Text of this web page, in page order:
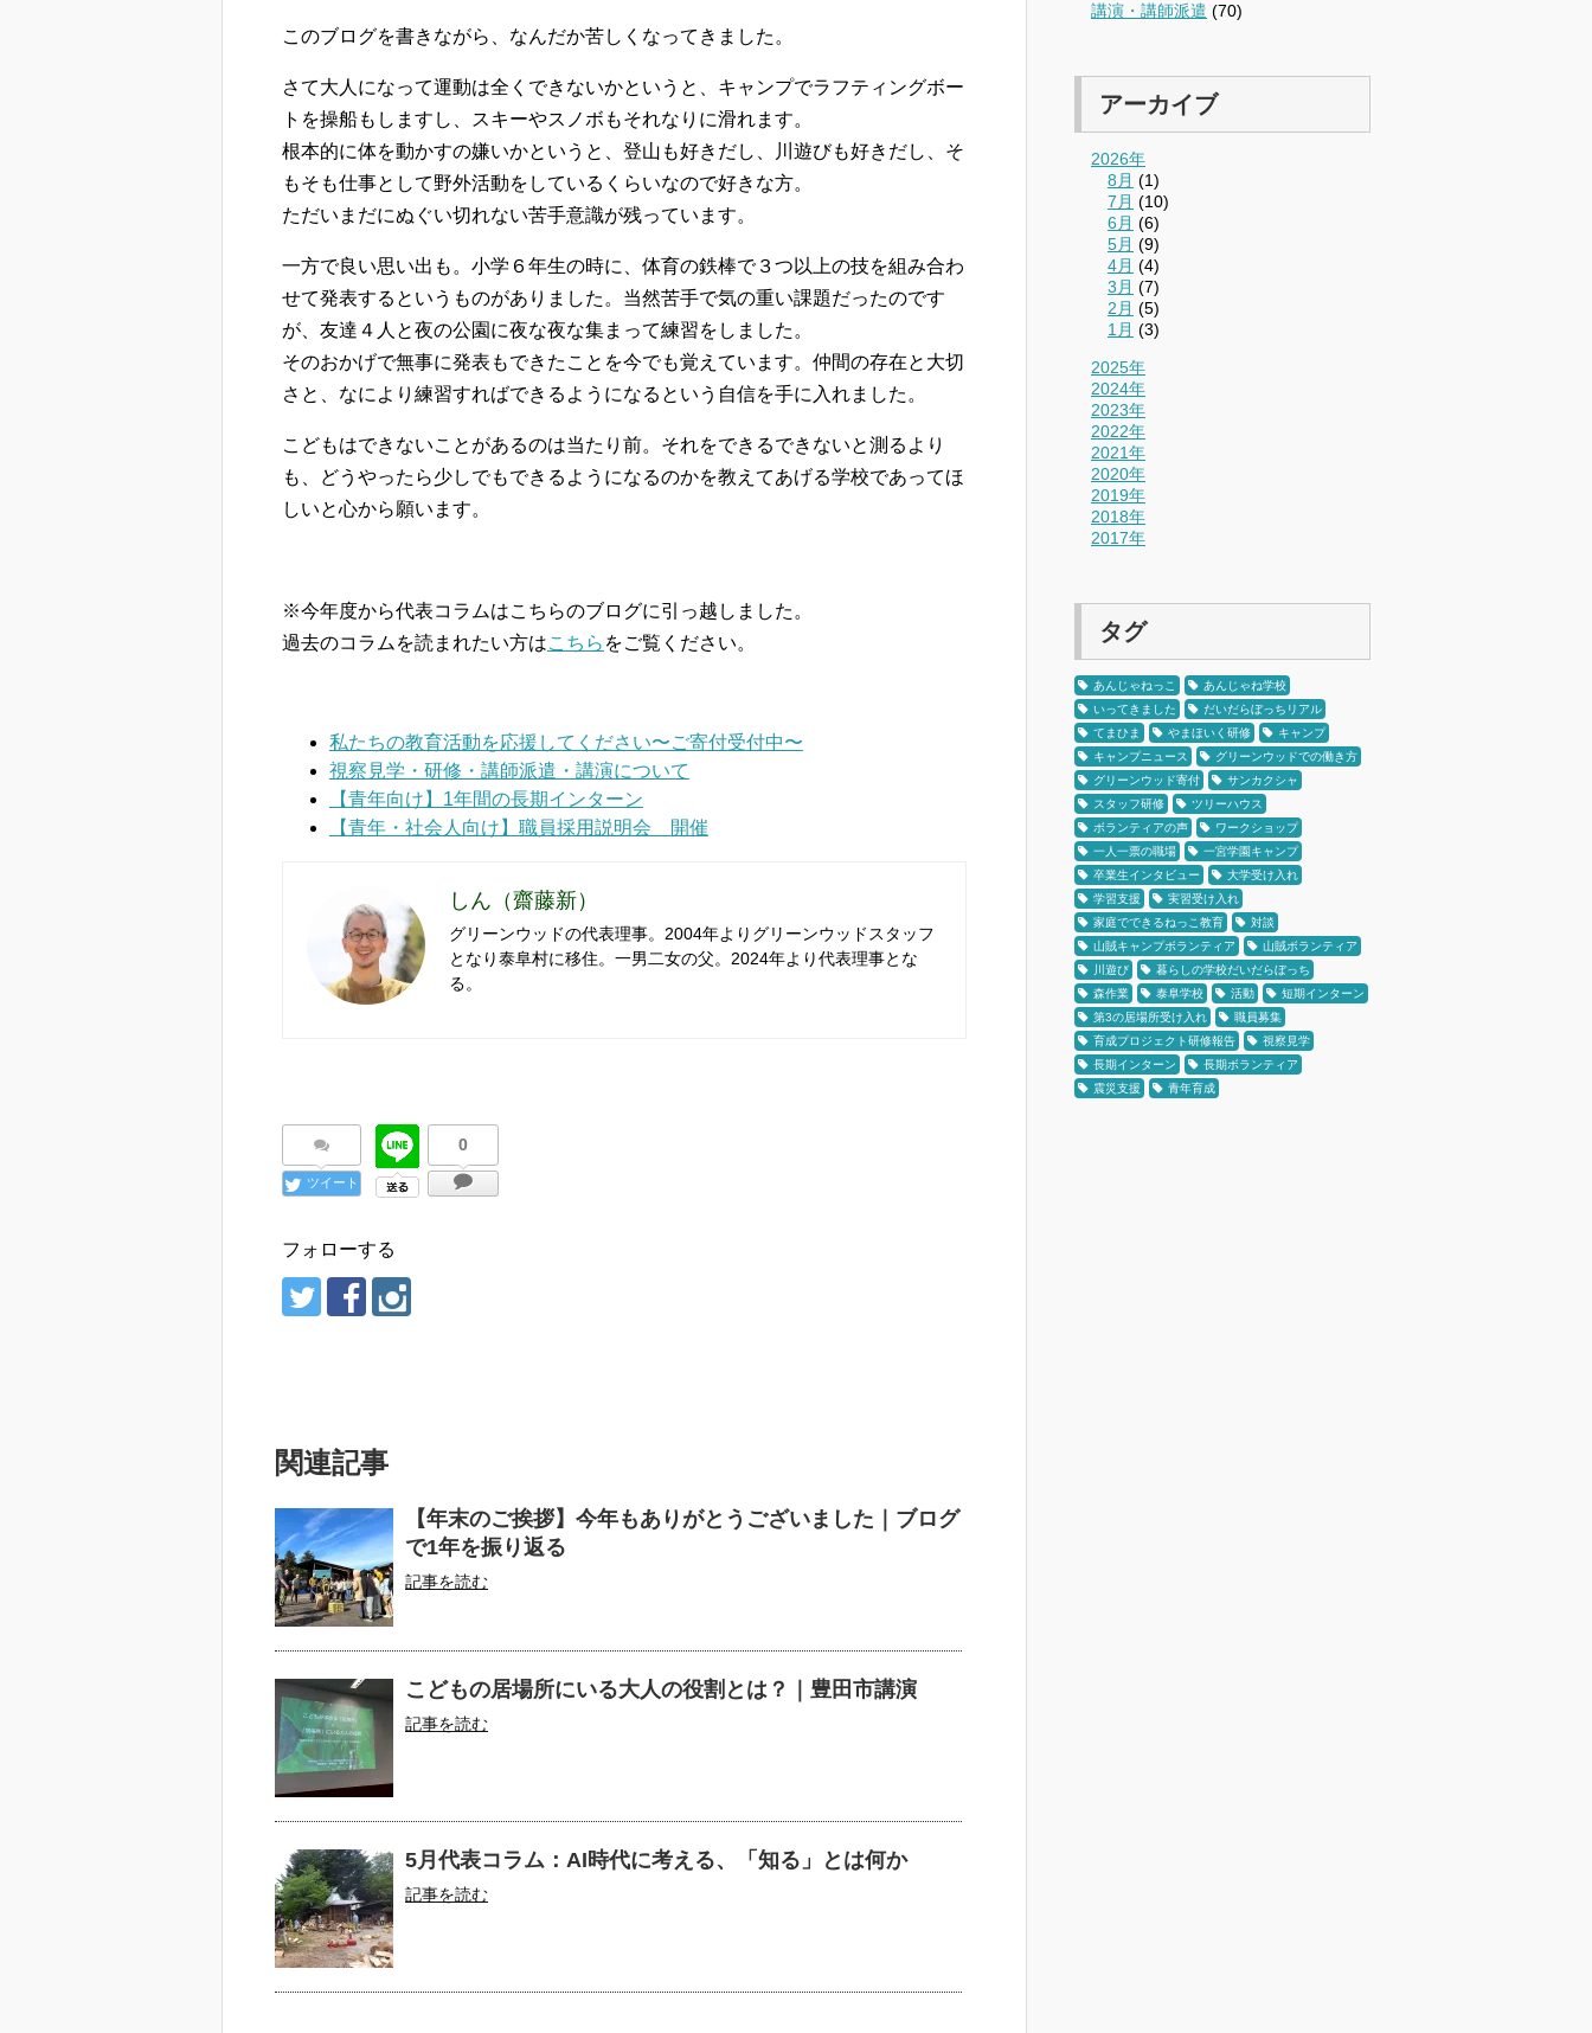
このブログを書きながら、なんだか苦しくなってきました。
さて大人になって運動は全くできないかというと、キャンプでラフティングボー
トを操船もしますし、スキーやスノボもそれなりに滑れます。
根本的に体を動かすの嫌いかというと、登山も好きだし、川遊びも好きだし、そ
もそも仕事として野外活動をしているくらいなので好きな方。
ただいまだにぬぐい切れない苦手意識が残っています。
一方で良い思い出も。小学６年生の時に、体育の鉄棒で３つ以上の技を組み合わ
せて発表するというものがありました。当然苦手で気の重い課題だったのです
が、友達４人と夜の公園に夜な夜な集まって練習をしました。
そのおかげで無事に発表もできたことを今でも覚えています。仲間の存在と大切
さと、なにより練習すればできるようになるという自信を手に入れました。
こどもはできないことがあるのは当たり前。それをできるできないと測るより
も、どうやったら少しでもできるようになるのかを教えてあげる学校であってほ
しいと心から願います。
※今年度から代表コラムはこちらのブログに引っ越しました。
過去のコラムを読まれたい方はこちら をご覧ください。
私たちの教育活動を応援してください〜ご寄付受付中〜
視察見学・研修・講師派遣・講演について
【青年向け】1年間の長期インターン
【青年・社会人向け】職員採用説明会 開催
しん（齋藤新）
グリーンウッドの代表理事。2004年よりグリーンウッドスタッフ
となり泰阜村に移住。一男二女の父。2024年より代表理事とな
る。
ツイート
0
フォローする
関連記事
【年末のご挨拶】今年もありがとうございました｜ブログ
で1年を振り返る
記事を読む
こどもの居場所にいる大人の役割とは？｜豊田市講演
記事を読む
5月代表コラム：AI時代に考える、「知る」とは何か
記事を読む
講演・講師派遣 (70)
アーカイブ
2026年
8月 (1)
7月 (10)
6月 (6)
5月 (9)
4月 (4)
3月 (7)
2月 (5)
1月 (3)
2025年
2024年
2023年
2022年
2021年
2020年
2019年
2018年
2017年
タグ
あんじゃねっこ
あんじゃね学校
いってきました
だいだらぼっちリアル
てまひま
やまほいく研修
キャンプ
キャンプニュース
グリーンウッドでの働き方
グリーンウッド寄付
サンカクシャ
スタッフ研修
ツリーハウス
ボランティアの声
ワークショップ
一人一票の職場
一宮学園キャンプ
卒業生インタビュー
大学受け入れ
学習支援
実習受け入れ
家庭でできるねっこ教育
対談
山賊キャンプボランティア
山賊ボランティア
川遊び
暮らしの学校だいだらぼっち
森作業
泰阜学校 活動
短期インターン
第3の居場所受け入れ
職員募集
育成プロジェクト研修報告
視察見学
長期インターン
長期ボランティア
震災支援
青年育成